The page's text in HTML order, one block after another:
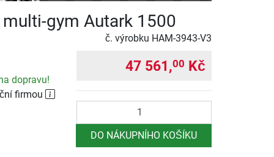
gym Autark 1500
č. výrobku HAM-3943-V3
dopravu!
firmou
47 561,00 Kč
DO NÁKUPNÍHO KOŠÍKU